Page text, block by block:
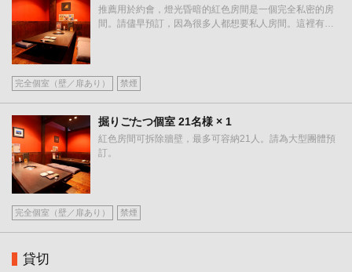
推薦用於約會，燈光昏暗的紅色房間是一個完全私密的房
間。請儘早預訂，因為很多人都想要私人房間。這裡有三
完全個室（壁／扉あり） 禁煙
掘りごたつ個室 21名様 × 1
紅色房間可拆除牆壁，最多可容納21人。請為大型團體預
訂。
完全個室（壁／扉あり） 禁煙
貸切
この店舗情報をシェアする
座位 | 焼肉・しゃぶしゃぶれんが亭つくば店
茨城県つくば市春日４－１－１
https://rengatei-tsukuba.owst.jp/seats
お店情報をコピー